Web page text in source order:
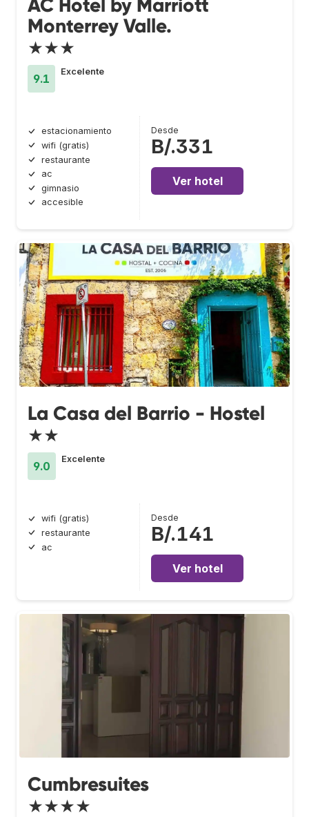
AC Hotel by Marriott
Monterrey Valle.
★★★
9.1
Excelente
estacionamiento
wifi (gratis)
restaurante
ac
gimnasio
accesible
Desde
B/.331
Ver hotel
La Casa del Barrio - Hostel
★★
9.0
Excelente
wifi (gratis)
restaurante
ac
Desde
B/.141
Ver hotel
Cumbresuites
★★★★